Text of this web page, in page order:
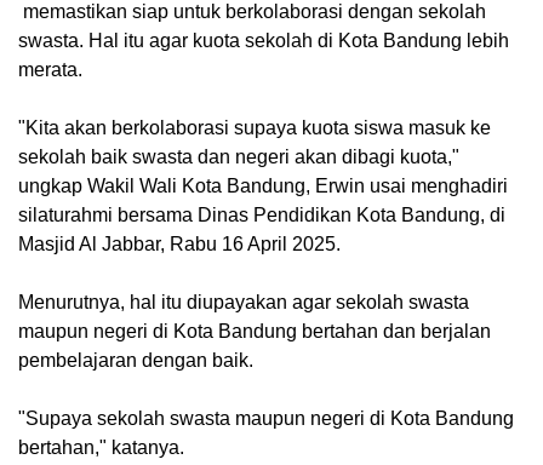
memastikan siap untuk berkolaborasi dengan sekolah
swasta. Hal itu agar kuota sekolah di Kota Bandung lebih
merata.
"Kita akan berkolaborasi supaya kuota siswa masuk ke
sekolah baik swasta dan negeri akan dibagi kuota,"
ungkap Wakil Wali Kota Bandung, Erwin usai menghadiri
silaturahmi bersama Dinas Pendidikan Kota Bandung, di
Masjid Al Jabbar, Rabu 16 April 2025.
Menurutnya, hal itu diupayakan agar sekolah swasta
maupun negeri di Kota Bandung bertahan dan berjalan
pembelajaran dengan baik.
"Supaya sekolah swasta maupun negeri di Kota Bandung
bertahan," katanya.